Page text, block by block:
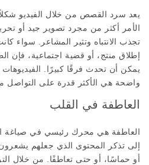
يعد سرد القصص من خلال الفيديو
الأمر أكثر من مجرد تصوير جيد أو
تجذب الانتباه وتثير المشاعر. سواء
إطلاق منتج، أو قضية اجتماعية، فإن
يمكن أن تحدث فرقًا كبيرًا.
واضحة هي الأكثر قدرة على التواصل
العاطفة في القلب
العاطفة هي محرك رئيسي في صياغة
إلى تذكر المحتوى الذي جعلهم
أو حماسًا، أو حتى تعاطفًا. من خلال